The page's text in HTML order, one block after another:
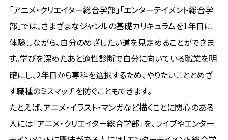
「アニメ・クリエイター総合学部」「エンターテイメント総合学
部」では、さまざまなジャンルの基礎カリキュラムを1年目に
体験しながら、自分のめざしたい道を見定めることができま
す。学びを深めたあと適性診断で自分に向いている職業を明
確にし、2年目から専科を選択するため、やりたいこととめざ
す職種のミスマッチを防ぐこともできます。
たとえば、アニメ・イラスト・マンガなど描くことに関心のある
人には「アニメ・クリエイター総合学部」を、ライブやエンター